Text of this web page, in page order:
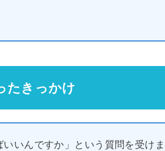
たきっかけ
いんですか」という質問を受け